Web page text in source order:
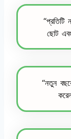
ছোট
“নতুন